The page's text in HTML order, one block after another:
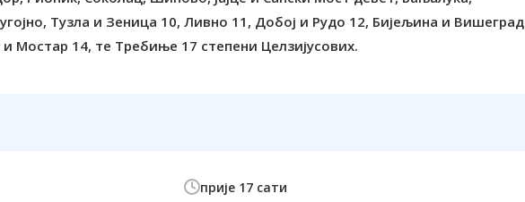
Тузла и Зеница 10, Ливно 11, Добој и Рудо 12, Бијељина и Вишеград
Мостар 14, те Требиње 17 степени Целзијусових.
прије 17 сати